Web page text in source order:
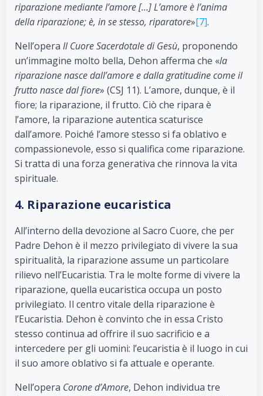
riparazione mediante l’amore […] L’amore è l’anima
della riparazione; è, in se stesso, riparatore»[7].
Nell’opera Il Cuore Sacerdotale di Gesù, proponendo
un’immagine molto bella, Dehon afferma che «la
riparazione nasce dall’amore e dalla gratitudine come il
frutto nasce dal fiore» (CSJ 11). L’amore, dunque, è il
fiore; la riparazione, il frutto. Ciò che ripara è
l’amore, la riparazione autentica scaturisce
dall’amore. Poiché l’amore stesso si fa oblativo e
compassionevole, esso si qualifica come riparazione.
Si tratta di una forza generativa che rinnova la vita
spirituale.
4. Riparazione eucaristica
All’interno della devozione al Sacro Cuore, che per
Padre Dehon è il mezzo privilegiato di vivere la sua
spiritualità, la riparazione assume un particolare
rilievo nell’Eucaristia. Tra le molte forme di vivere la
riparazione, quella eucaristica occupa un posto
privilegiato. Il centro vitale della riparazione è
l’Eucaristia. Dehon è convinto che in essa Cristo
stesso continua ad offrire il suo sacrificio e a
intercedere per gli uomini: l’eucaristia è il luogo in cui
il suo amore oblativo si fa attuale e operante.
Nell’opera Corone d’Amore, Dehon individua tre